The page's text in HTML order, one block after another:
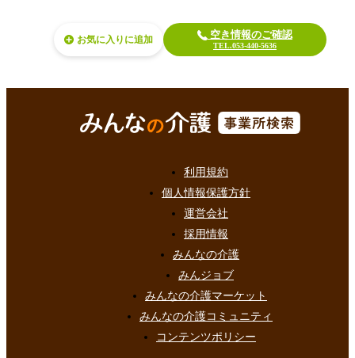
お気に入り 空き情報のご確認
TEL.053-440-5636
利用規約
個人情報保護方針
運営会社
採用情報
みんなの介護
みんジョブ
みんなの介護マーケット
みんなの介護コミュニティ
コンテンツポリシー